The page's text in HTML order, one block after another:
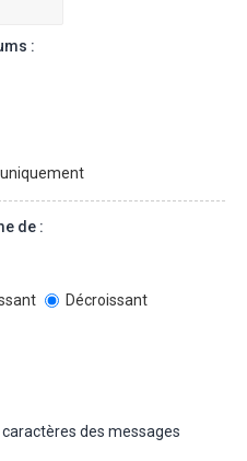
:
de :
Décroissant
des messages